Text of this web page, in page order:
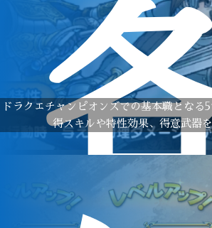
ドラクエチャンピオンズでの基本職となる
得スキルや特性効果、得意武器